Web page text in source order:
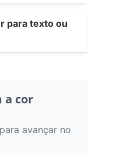
para texto ou
a cor
avançar no